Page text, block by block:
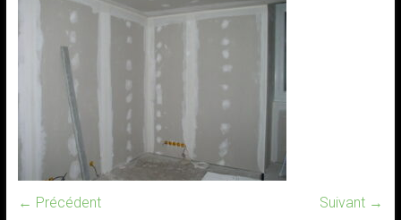
← Précédent Suivant →